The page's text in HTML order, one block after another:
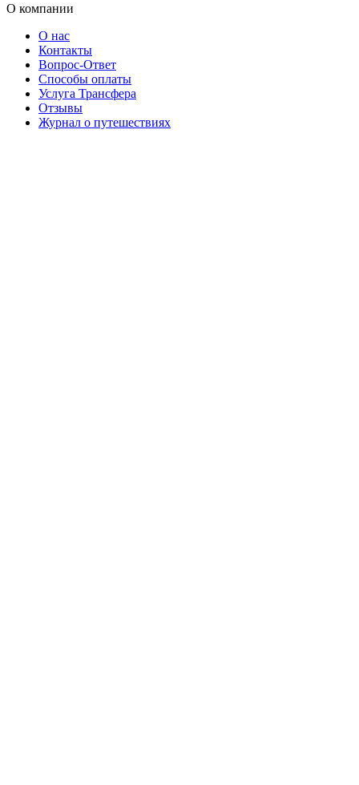
О компании
О нас
Контакты
Вопрос-Ответ
Способы оплаты
Услуга Трансфера
Отзывы
Журнал о путешествиях